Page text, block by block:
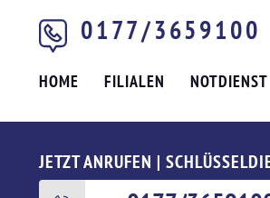
0177/3659100
HOME FILIALEN NOTDIENST
JETZT ANRUFEN |